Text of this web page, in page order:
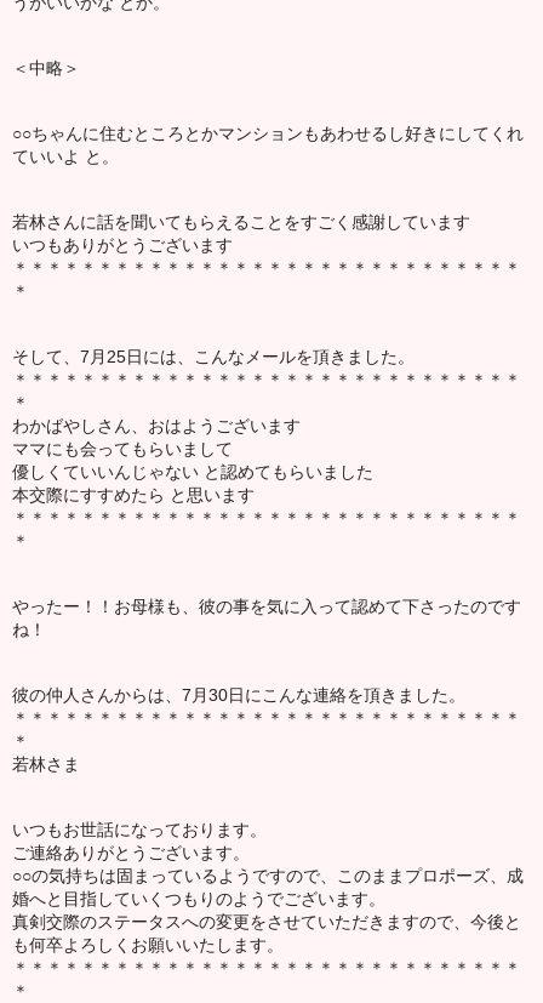
＜中略＞
○○ちゃんに住むところとかマンションもあわせるし好きにしてくれ
ていいよ と。
若林さんに話を聞いてもらえることをすごく感謝しています
いつもありがとうございます
＊＊＊＊＊＊＊＊＊＊＊＊＊＊＊＊＊＊＊＊＊＊＊＊＊＊＊＊＊＊
＊
そして、7月25日には、こんなメールを頂きました。
＊＊＊＊＊＊＊＊＊＊＊＊＊＊＊＊＊＊＊＊＊＊＊＊＊＊＊＊＊＊
＊
わかばやしさん、おはようございます
ママにも会ってもらいまして
優しくていいんじゃない と認めてもらいました
本交際にすすめたら と思います
＊＊＊＊＊＊＊＊＊＊＊＊＊＊＊＊＊＊＊＊＊＊＊＊＊＊＊＊＊＊
＊
やったー！！お母様も、彼の事を気に入って認めて下さったのです
ね！
彼の仲人さんからは、7月30日にこんな連絡を頂きました。
＊＊＊＊＊＊＊＊＊＊＊＊＊＊＊＊＊＊＊＊＊＊＊＊＊＊＊＊＊＊
＊
若林さま
いつもお世話になっております。
ご連絡ありがとうございます。
○○の気持ちは固まっているようですので、このままプロポーズ、成
婚へと目指していくつもりのようでございます。
真剣交際のステータスへの変更をさせていただきますので、今後と
も何卒よろしくお願いいたします。
＊＊＊＊＊＊＊＊＊＊＊＊＊＊＊＊＊＊＊＊＊＊＊＊＊＊＊＊＊＊
＊